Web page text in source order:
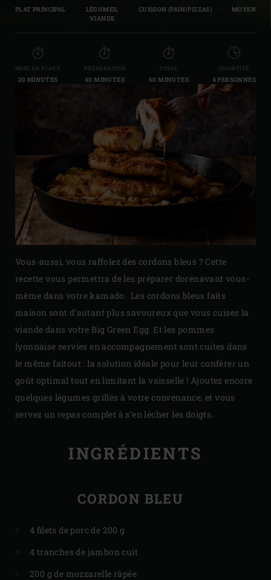
PLAT PRINCIPAL
LÉGUMES,
VIANDE
CUISSON (PAIN/PIZZAS) MOYEN
MISE EN PLACE
20 MINUTES
PRÉPARATION
40 MINUTES
TOTAL
60 MINUTES
QUANTITÉ
4 PERSONNES
Vous-aussi, vous raffolez des cordons bleus ? Cette
recette vous permettra de les préparer dorénavant vous-
même dans votre kamado. Les cordons bleus faits
maison sont d’autant plus savoureux que vous cuisez la
viande dans votre Big Green Egg. Et les pommes
lyonnaise servies en accompagnement sont cuites dans
le même faitout : la solution idéale pour leur conférer un
goût optimal tout en limitant la vaisselle ! Ajoutez encore
quelques légumes grillés à votre convenance, et vous
servez un repas complet à s’en lécher les doigts.
INGRÉDIENTS
CORDON BLEU
4 filets de porc de 200 g
4 tranches de jambon cuit
200 g de mozzarelle râpée